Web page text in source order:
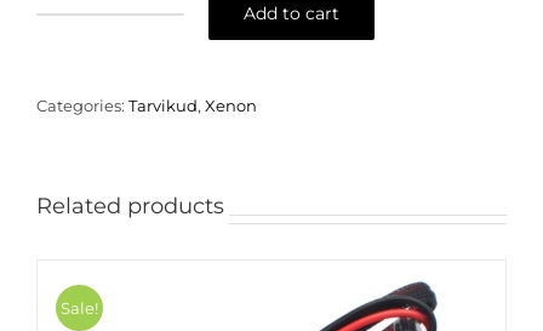
quantity
Add to cart
Categories: Tarvikud, Xenon
Related products
Sale!